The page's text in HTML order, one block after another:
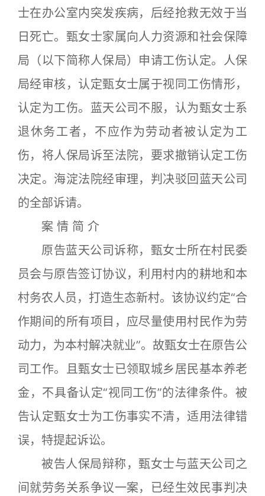
士在办公室内突发疾病，后经抢救无效于当
日死亡。甄女士家属向人力资源和社会保障
局（以下简称人保局）申请工伤认定。人保
局经审核，认定甄女士属于视同工伤情形，
认定为工伤。蓝天公司不服，认为甄女士系
退休务工者，不应作为劳动者被认定为工
伤，将人保局诉至法院，要求撤销认定工伤
决定。海淀法院经审理，判决驳回蓝天公司
的全部诉请。
案 情 简 介
原告蓝天公司诉称，甄女士所在村民委
员会与原告签订协议，利用村内的耕地和本
村务农人员，打造生态新村。该协议约定“合
作期间的所有项目，应尽量使用村民作为劳
动力，为本村解决就业”。故甄女士在原告公
司工作。且甄女士已领取城乡居民基本养老
金，不具备认定“视同工伤”的法律条件。被
告认定甄女士为工伤事实不清，适用法律错
误，特提起诉讼。
被告人保局辩称，甄女士与蓝天公司之
间就劳务关系争议一案，已经生效民事判决